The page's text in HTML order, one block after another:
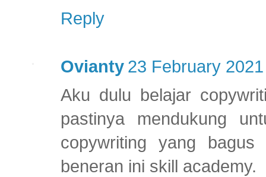
Reply
Ovianty 23 February
Aku dulu belajar
pastinya mendukung
copywriting yang
beneran ini skill academy.